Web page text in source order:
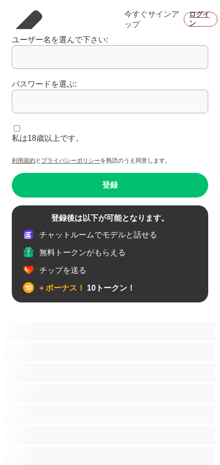
今すぐサインア
ップ
ログイ
ン
ユーザー名を選んで下さい:
パスワードを選ぶ:
私は18歳以上です。
利用規約と プライバシーポリシーを熟読のうえ同意します。
登録
登録後は以下が可能となります。
チャットルームでモデルと話せる
無料トークンがもらえる
チップを送る
+ ボーナス！ 10トークン！